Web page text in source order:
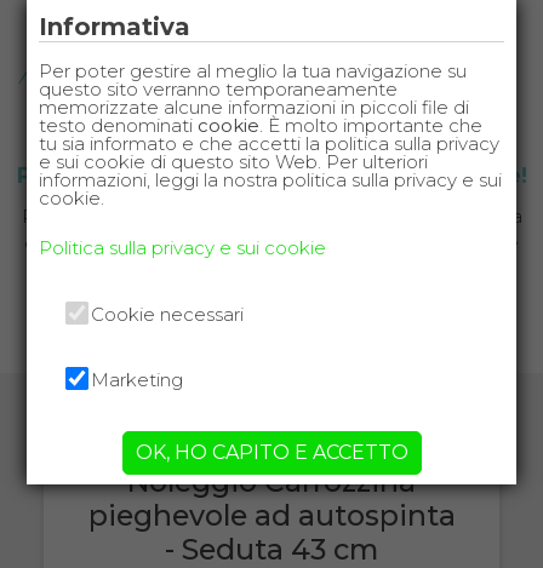
Prenota la sedia a rotelle per le tue vacanze!
Parti senza pensieri, la sedia a rotelle ti verrà consegnata
e ritirata presso la struttura ricettiva che hai scelto per le
CHIAMA ORA
Tutte le sedie a rotelle per disabili e
Noleggio Carrozzina
pieghevole ad autospinta
- Seduta 43 cm
Informativa
Per poter gestire al meglio la tua navigazione su
questo sito verranno temporaneamente
memorizzate alcune informazioni in piccoli file di
testo denominati cookie. È molto importante che
tu sia informato e che accetti la politica sulla privacy
e sui cookie di questo sito Web. Per ulteriori
informazioni, leggi la nostra politica sulla privacy e sui
cookie.
Politica sulla privacy e sui cookie
Cookie necessari
Marketing
OK, HO CAPITO E ACCETTO